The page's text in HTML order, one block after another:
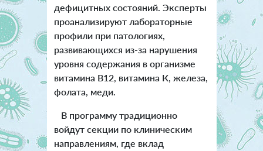
дефицитных состояний. Эксперты
проанализируют лабораторные
профили при патологиях,
развивающихся из-за нарушения
уровня содержания в организме
витамина В12, витамина К, железа,
фолата, меди.
В программу традиционно
войдут секции по клиническим
направлениям, где вклад